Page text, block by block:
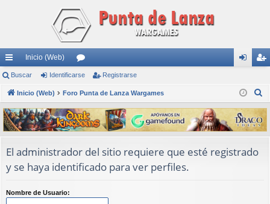
nl
ac
es
rá
pi
do
Inicio (Web)
or
os nti
fic
ar
ist
ra
rs
Buscar Identificarse Registrarse
Inicio (Web) Foro Punta de Lanza Wargames
s
c
El administrador del sitio requiere que esté registrado
y se haya identificado para ver perfiles.
Nombre de Usuario: